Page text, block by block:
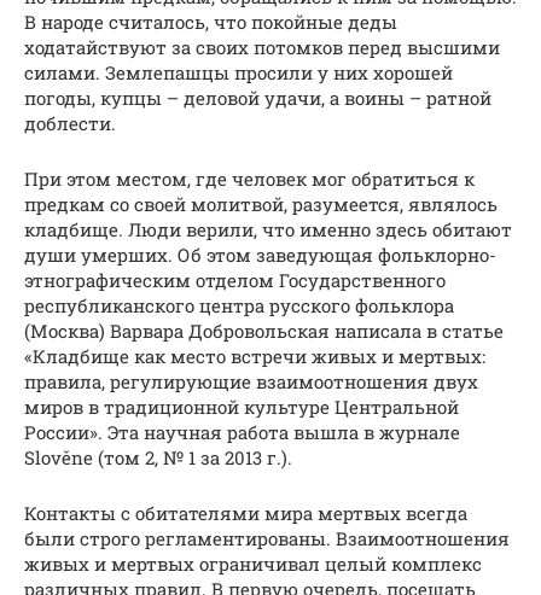
В народе считалось, что покойные деды
ходатайствуют за своих потомков перед высшими
силами. Землепашцы просили у них хорошей
погоды, купцы – деловой удачи, а воины – ратной
доблести.
При этом местом, где человек мог обратиться к
предкам со своей молитвой, разумеется, являлось
кладбище. Люди верили, что именно здесь обитают
души умерших. Об этом заведующая фольклорно-
этнографическим отделом Государственного
республиканского центра русского фольклора
(Москва) Варвара Добровольская написала в статье
«Кладбище как место встречи живых и мертвых:
правила, регулирующие взаимоотношения двух
миров в традиционной культуре Центральной
России». Эта научная работа вышла в журнале
Slověne (том 2, № 1 за 2013 г.).
Контакты с обитателями мира мертвых всегда
были строго регламентированы. Взаимоотношения
живых и мертвых ограничивал целый комплекс
различных правил. В первую очередь, посещать